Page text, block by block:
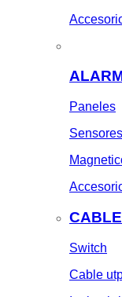
Paneles
Sensores
Switch
Cable